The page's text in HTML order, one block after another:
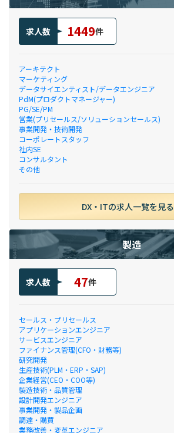
求人数 1449件
アーキテクト
マーケティング
データサイエンティスト/データエンジニア
PdM(プロダクトマネージャー)
PG/SE/PM
営業(プリセールス/ソリューションセールス)
事業開発・技術開発
コーポレートスタッフ
社内SE
コンサルタント
その他
DX・ITの求人一覧を見る
製造
求人数 47件
セールス・プリセールス
アプリケーションエンジニア
サービスエンジニア
ファイナンス管理(CFO・財務等)
研究開発
生産技術(PLM・ERP・SAP)
企業経営(CEO・COO等)
製造技術・品質管理
設計開発エンジニア
事業開発・製品企画
調達・購買
業務改善・変革エンジニア